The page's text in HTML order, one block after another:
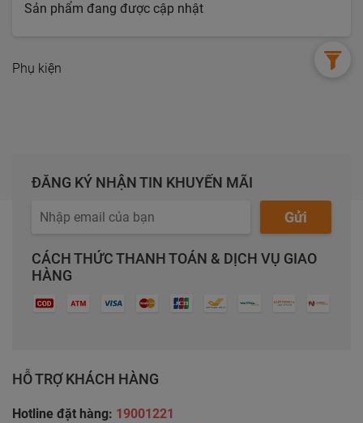
Sản phẩm đang được cập nhật
Phụ kiện
ĐĂNG KÝ NHẬN TIN KHUYẾN MÃI
Gửi
CÁCH THỨC THANH TOÁN & DỊCH VỤ GIAO
HÀNG
HỖ TRỢ KHÁCH HÀNG
Hotline đặt hàng: 19001221